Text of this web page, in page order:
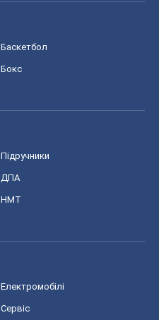
Баскетбол
Бокс
Підручники
ДПА
НМТ
Електромобілі
Сервіс